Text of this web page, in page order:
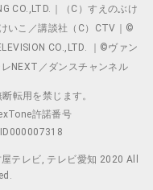
CO.,LTD.｜（C）すえのぶけ
いこ／講談社（C）CTV｜©
CO.,LTD. ｜©ヴァン
NEXT／ダンスチャンネル
転用を禁じます。
許諾番号
ID000007318
テレビ, テレビ愛知 2020 All